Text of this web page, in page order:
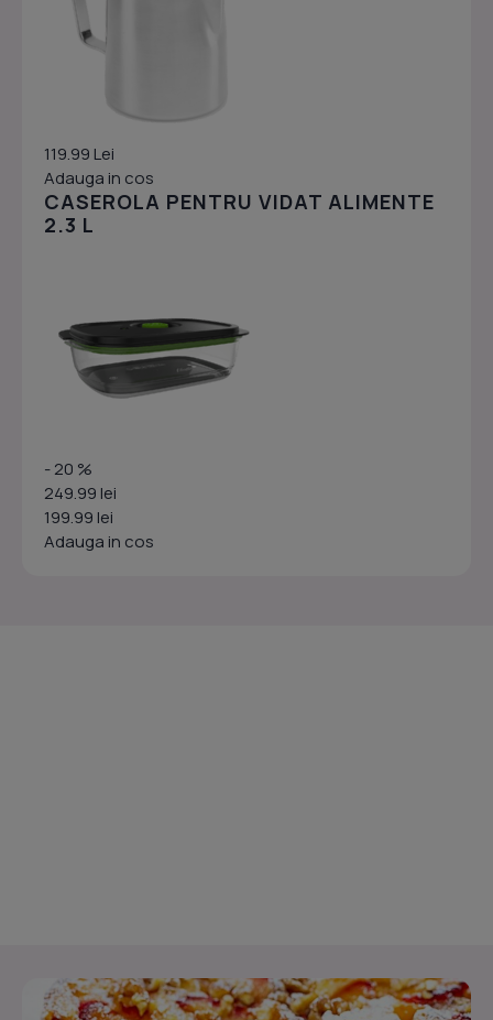
119.99 Lei
Adauga in cos
CASEROLA PENTRU VIDAT ALIMENTE
2.3 L
- 20 %
249.99 lei
199.99 lei
Adauga in cos